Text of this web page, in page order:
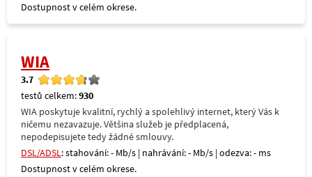
Dostupnost v celém okrese.
WIA
3.7
testů celkem:930
WIA poskytuje kvalitní, rychlý a spolehlivý internet, který Vás k
ničemu nezavazuje. Většina služeb je předplacená,
nepodepisujete tedy žádné smlouvy.
DSL/ADSL: stahování: - Mb/s | nahrávání: - Mb/s | odezva: - ms
Dostupnost v celém okrese.